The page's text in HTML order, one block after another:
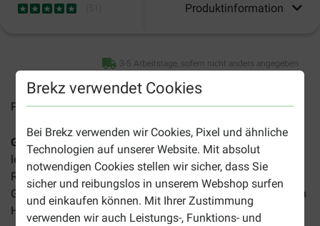
Brekz verwendet Cookies
Bei Brekz verwenden wir Cookies, Pixel und ähnliche
Technologien auf unserer Website. Mit absolut
notwendigen Cookies stellen wir sicher, dass Sie
sicher und reibungslos in unserem Webshop surfen
und einkaufen können. Mit Ihrer Zustimmung
verwenden wir auch Leistungs-, Funktions- und
Produktinformation
3-5 Arbeitstage, sofern nicht anders angegeben
Preise inkl. MwSt zzgl.Versandkosten
Gourmet Gold 8er Pack herzaftes Türmchen
ist ein
leckeres Nassfutter für erwachsene Katzen. Feine
Rindfleischstücke, Huhn und andere köstliche
Geschmacksrichtungen mit köstlichem Gemüse und einem
Hauch von Sauce, serviert als Turm.